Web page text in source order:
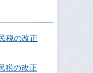
税の改正
税の改正